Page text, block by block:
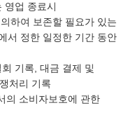
영업 종료시
하여 보존할 필요가 있는
서 정한 일정한 기간 동안
기록, 대금 결제 및
처리 기록
의 소비자보호에 관한